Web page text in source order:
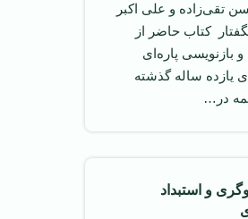
تقی‌زاده و علی اکبر
کتاب حاضر از
بازنويسی پاره‌ای
يازده ساله گذشته
در…
و استبداد